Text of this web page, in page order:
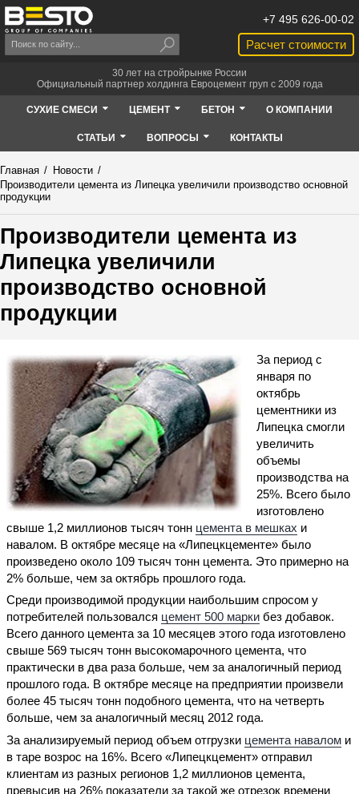
Расчет стоимости
+7 495 626-00-02
30 лет на стройрынке России
Официальный партнер холдинга Евроцемент груп с 2009 года
СУХИЕ СМЕСИ ЦЕМЕНТ БЕТОН О КОМПАНИИ
СТАТЬИ ВОПРОСЫ КОНТАКТЫ
Главная / Новости /
Производители цемента из Липецка увеличили производство основной
продукции
Производители цемента из
Липецка увеличили
производство основной
продукции
За период с
января по
октябрь
цементники из
Липецка смогли
увеличить
объемы
производства на
25%. Всего было
изготовлено
свыше 1,2 миллионов тысяч тонн цемента в мешках и
навалом. В октябре месяце на «Липецкцементе» было
произведено около 109 тысяч тонн цемента. Это примерно на
2% больше, чем за октябрь прошлого года.
Среди производимой продукции наибольшим спросом у
потребителей пользовался цемент 500 марки без добавок.
Всего данного цемента за 10 месяцев этого года изготовлено
свыше 569 тысяч тонн высокомарочного цемента, что
практически в два раза больше, чем за аналогичный период
прошлого года. В октябре месяце на предприятии произвели
более 45 тысяч тонн подобного цемента, что на четверть
больше, чем за аналогичный месяц 2012 года.
За анализируемый период объем отгрузки цемента навалом и
в таре возрос на 16%. Всего «Липецкцемент» отправил
клиентам из разных регионов 1,2 миллионов цемента,
превысив на 26% показатели за такой же отрезок времени